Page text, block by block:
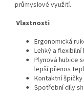
průmyslové využití.
Vlastnosti
Ergonomická
Lehký a
Plynová hubice
lepší přenos
Kontaktní
Spotřební díly